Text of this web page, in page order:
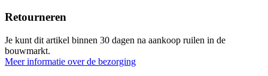
Retourneren
Je kunt dit artikel binnen 30 dagen na aankoop ruilen in de
bouwmarkt.
Meer informatie over de bezorging